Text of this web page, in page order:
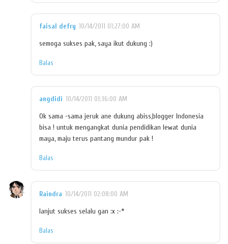
faisal defry 10/14/2011 01:27:00 AM
semoga sukses pak, saya ikut dukung :)
Balas
angdidi 10/14/2011 01:36:00 AM
Ok sama -sama jeruk ane dukung abiss,blogger Indonesia
bisa ! untuk mengangkat dunia pendidikan lewat dunia
maya, maju terus pantang mundur pak !
Balas
Raindra 10/14/2011 02:08:00 AM
lanjut sukses selalu gan :x :-*
Balas